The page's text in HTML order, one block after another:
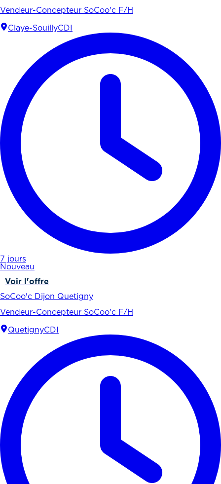
Vendeur-Concepteur SoCoo'c F/H
Claye-SouillyCDI
7 jours
Nouveau
Voir l'offre
SoCoo'c Dijon Quetigny
Vendeur-Concepteur SoCoo'c F/H
QuetignyCDI